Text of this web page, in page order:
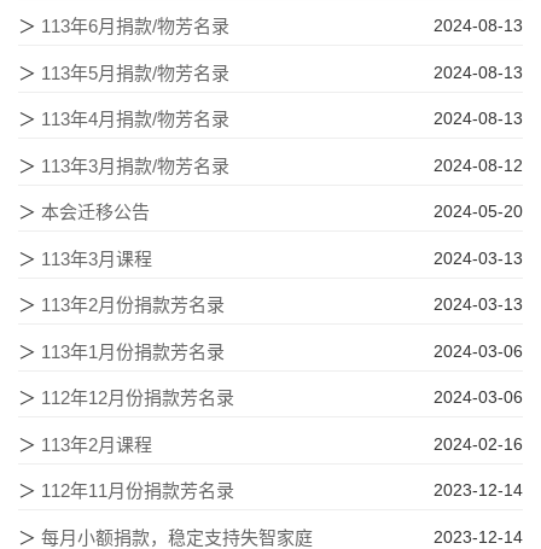
2024-08-13
＞ 113年6月捐款/物芳名录
2024-08-13
＞ 113年5月捐款/物芳名录
2024-08-13
＞ 113年4月捐款/物芳名录
2024-08-12
＞ 113年3月捐款/物芳名录
2024-05-20
＞ 本会迁移公告
2024-03-13
＞ 113年3月课程
2024-03-13
＞ 113年2月份捐款芳名录
2024-03-06
＞ 113年1月份捐款芳名录
2024-03-06
＞ 112年12月份捐款芳名录
2024-02-16
＞ 113年2月课程
2023-12-14
＞ 112年11月份捐款芳名录
2023-12-14
＞ 每月小额捐款，稳定支持失智家庭